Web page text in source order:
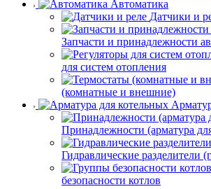
Автоматика
Датчики и
Запчасти и принадлежности
для систем отопления
(комнатные и внешние)
Принадлежности (арматура
Гидравлические разделители
безопасности котлов